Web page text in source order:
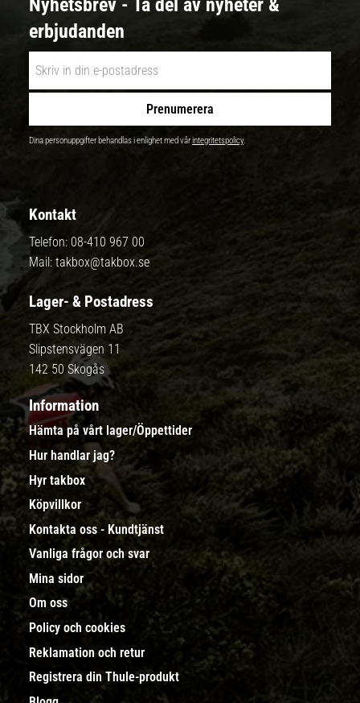
Nyhetsbrev - Ta del av nyheter &
erbjudanden
Prenumerera
Dina personuppgifter behandlas i enlighet med vårintegritetspolicy.
Kontakt
Telefon: 08-410 967 00
Mail: takbox@takbox.se
Lager- & Postadress
TBX Stockholm AB
Slipstensvägen 11
142 50 Skogås
Information
Hämta på vårt lager/Öppettider
Hur handlar jag?
Hyr takbox
Köpvillkor
Kontakta oss - Kundtjänst
Vanliga frågor och svar
Mina sidor
Om oss
Policy och cookies
Reklamation och retur
Registrera din Thule-produkt